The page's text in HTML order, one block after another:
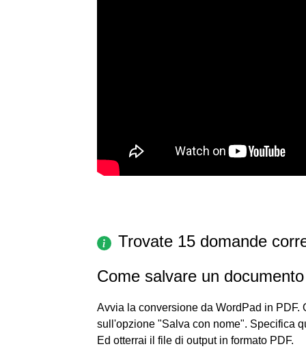
Trovate 15 domande
Come salvare un
Avvia la conversione da WordPad in
sull'opzione "Salva con nome". Specifica
Ed otterrai il file di output in formato PDF.